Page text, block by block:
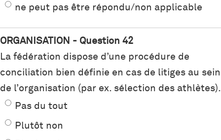
ne peut pas être répondu/non applicable
ORGANISATION - Question 42
La fédération dispose d’une procédure de
conciliation bien définie en cas de litiges au sein
de l’organisation (par ex. sélection des athlètes).
Pas du tout
Plutôt non